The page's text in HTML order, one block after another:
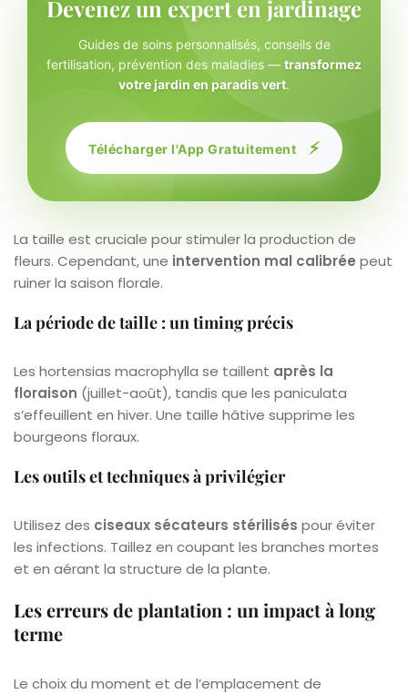
Devenez un expert en jardinage
Guides de soins personnalisés, conseils de
fertilisation, prévention des maladies — transformez
votre jardin en paradis vert.
Télécharger l'App Gratuitement ⚡
La taille est cruciale pour stimuler la production de
fleurs. Cependant, une intervention mal calibrée peut
ruiner la saison florale.
La période de taille : un timing précis
Les hortensias macrophylla se taillent après la
floraison (juillet-août), tandis que les paniculata
s’effeuillent en hiver. Une taille hâtive supprime les
bourgeons floraux.
Les outils et techniques à privilégier
Utilisez des ciseaux sécateurs stérilisés pour éviter
les infections. Taillez en coupant les branches mortes
et en aérant la structure de la plante.
Les erreurs de plantation : un impact à long
terme
Le choix du moment et de l’emplacement de